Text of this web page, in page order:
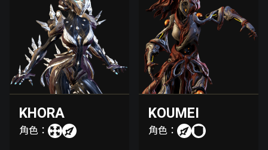
KHORA
角色：
KOUMEI
角色：